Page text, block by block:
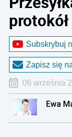
Subskrybuj
Zapisz się
06 września
Ewa